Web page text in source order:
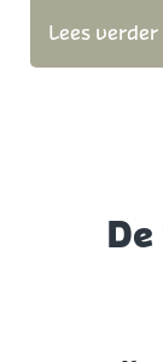
Lees verder